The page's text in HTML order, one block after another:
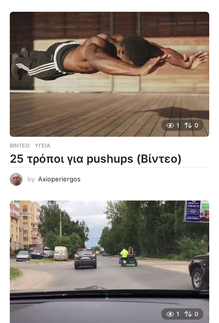
1 0
ΒΊΝΤΕΟ ΥΓΕΊΑ
25 τρόποι για pushups (Βίντεο)
by Axioperiergos
1 0